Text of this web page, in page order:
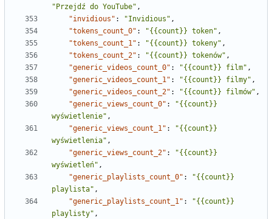
"Przejdź do YouTube" ,
"invidious" : "Invidious" ,
"tokens_count_0" : "{{count}} token" ,
"tokens_count_1" : "{{count}} tokeny" ,
"tokens_count_2" : "{{count}} tokenów" ,
"generic_videos_count_0" : "{{count}} film" ,
"generic_videos_count_1" : "{{count}} filmy" ,
"generic_videos_count_2" : "{{count}} filmów" ,
"generic_views_count_0" :
"{{count}}
wyświetlenie" ,
"generic_views_count_1" :
"{{count}}
wyświetlenia" ,
"generic_views_count_2" :
"{{count}}
wyświetleń" ,
"generic_playlists_count_0" :
"{{count}}
playlista" ,
"generic_playlists_count_1" :
"{{count}}
playlisty" ,